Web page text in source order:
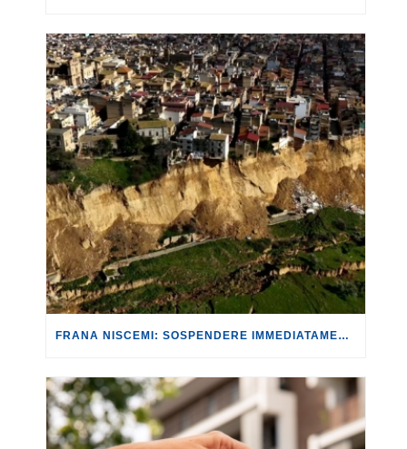
FRANA NISCEMI: SOSPENDERE IMMEDIATAMENTE NON SOLO LE RATE DEI MUTUI, MA ANCHE PAGAMENTI DI UTENZE E TASSE PER LE ABITAZIONI INAGIBILI O DISTRUTTE.